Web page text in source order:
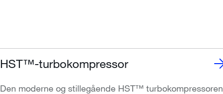
HST™-turbokompressor
Den moderne og stillegående HST™ turbokompressoren